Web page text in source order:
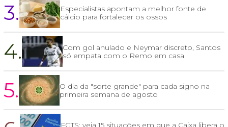
3.
Especialistas apontam a melhor fonte de
cálcio para fortalecer os ossos
4.
Com gol anulado e Neymar discreto, Santos
só empata com o Remo em casa
5.
O dia da "sorte grande" para cada signo na
primeira semana de agosto